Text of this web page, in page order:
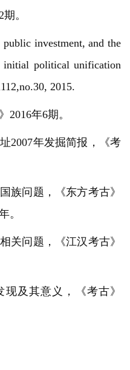
。
investment, and the
initial political unification
2015.
2016年6期。
2007年发掘简报，《考
族问题，《东方考古》
。
关问题，《江汉考古》
及其意义，《考古》